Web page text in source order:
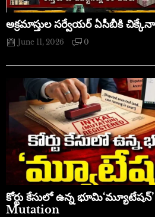
అక్రమాస్తుల సర్వేయర్ ఏసీబీకి
June 11, 2026 0
​కోర్టు కేసులో ఉన్న
Mutation